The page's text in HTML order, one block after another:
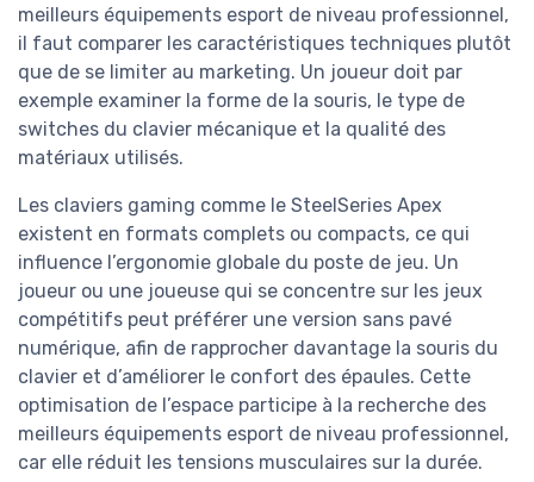
meilleurs équipements esport de niveau professionnel,
il faut comparer les caractéristiques techniques plutôt
que de se limiter au marketing. Un joueur doit par
exemple examiner la forme de la souris, le type de
switches du clavier mécanique et la qualité des
matériaux utilisés.
Les claviers gaming comme le SteelSeries Apex
existent en formats complets ou compacts, ce qui
influence l’ergonomie globale du poste de jeu. Un
joueur ou une joueuse qui se concentre sur les jeux
compétitifs peut préférer une version sans pavé
numérique, afin de rapprocher davantage la souris du
clavier et d’améliorer le confort des épaules. Cette
optimisation de l’espace participe à la recherche des
meilleurs équipements esport de niveau professionnel,
car elle réduit les tensions musculaires sur la durée.